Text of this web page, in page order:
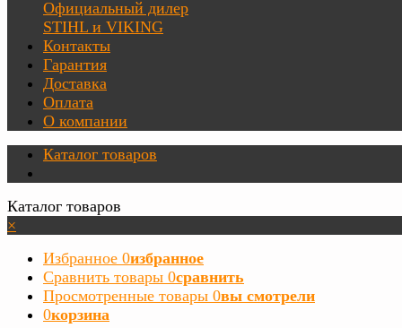
Официальный дилер
STIHL и VIKING
Контакты
Гарантия
Доставка
Оплата
О компании
Каталог товаров
Каталог товаров
×
Избранное 0избранное
Сравнить товары 0сравнить
Просмотренные товары 0вы смотрели
0корзина